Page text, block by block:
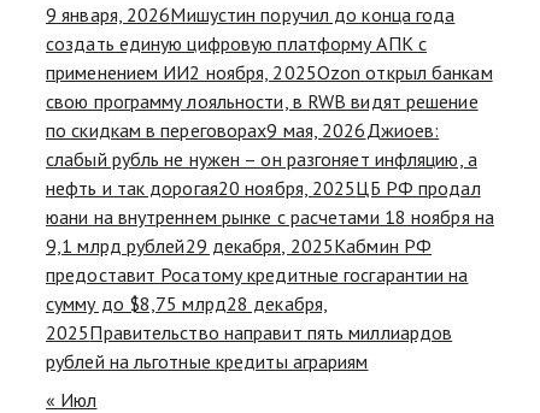
9 января, 2026Мишустин поручил до конца года
создать единую цифровую платформу АПК с
применением ИИ2 ноября, 2025Ozon открыл банкам
свою программу лояльности, в RWB видят решение
по скидкам в переговорах9 мая, 2026 Джиоев:
слабый рубль не нужен – он разгоняет инфляцию, а
нефть и так дорогая20 ноября, 2025ЦБ РФ продал
юани на внутреннем рынке с расчетами 18 ноября на
9,1 млрд рублей29 декабря, 2025Кабмин РФ
предоставит Росатому кредитные госгарантии на
сумму до $8,75 млрд28 декабря,
2025Правительство направит пять миллиардов
рублей на льготные кредиты аграриям
« Июл